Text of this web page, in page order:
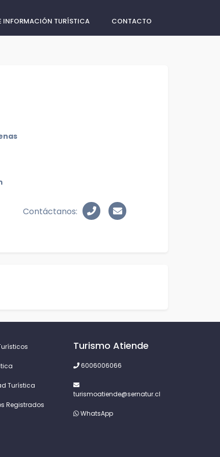
INFORMACIÓN TURÍSTICA CONTACTO
Contáctanos:
Turística
Registrados
Turismo Atiende
6006006066
turismoatiende@sernatur.cl
WhatsApp